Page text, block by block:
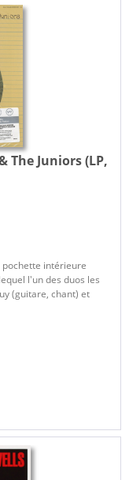
The Juniors (LP,
intérieure
l'un des duos les
(guitare, chant) et